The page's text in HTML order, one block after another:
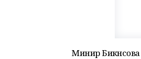
Минирә Бикәнәсова